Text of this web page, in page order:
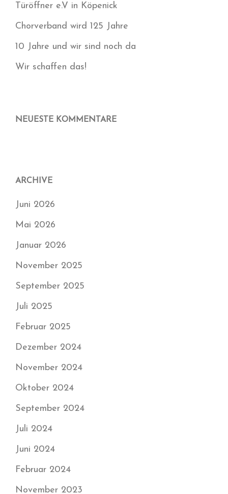
Türöffner e.V in Köpenick
Chorverband wird 125 Jahre
10 Jahre und wir sind noch da
Wir schaffen das!
NEUESTE KOMMENTARE
ARCHIVE
Juni 2026
Mai 2026
Januar 2026
November 2025
September 2025
Juli 2025
Februar 2025
Dezember 2024
November 2024
Oktober 2024
September 2024
Juli 2024
Juni 2024
Februar 2024
November 2023